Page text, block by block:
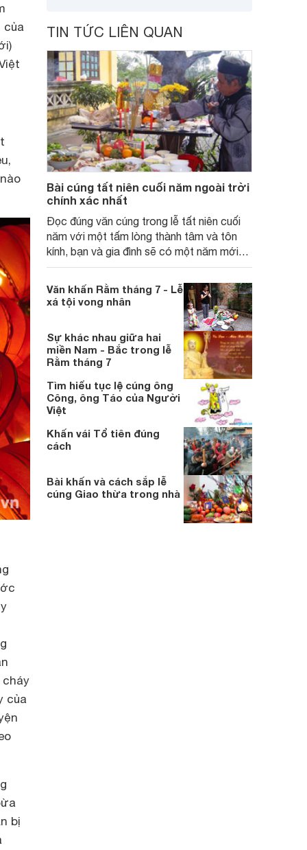
của
cháy
của
bị
TIN TỨC LIÊN QUAN
Bài cúng tất niên cuối năm ngoài trời
chính xác nhất
Đọc đúng văn cúng trong lễ tất niên cuối
năm với một tấm lòng thành tâm và tôn
kính, bạn và gia đình sẽ có một năm mới
nhiều may mắn và an vui!
Văn khấn Rằm tháng 7 - Lễ
xá tội vong nhân
Sự khác nhau giữa hai
miền Nam - Bắc trong lễ
Rằm tháng 7
Tìm hiểu tục lệ cúng ông
Công, ông Táo của Người
Việt
Khấn vái Tổ tiên đúng
cách
Bài khấn và cách sắp lễ
cúng Giao thừa trong nhà